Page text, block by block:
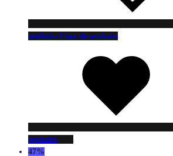
souhaits Liste de souhaits
souhaits
47%